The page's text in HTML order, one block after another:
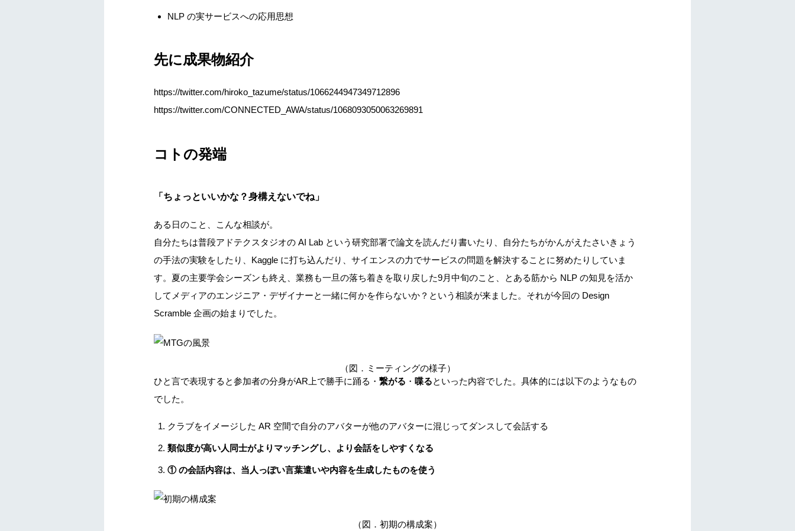
NLP の実サービスへの応用思想
先に成果物紹介
https://twitter.com/hiroko_tazume/status/1066244947349712896
https://twitter.com/CONNECTED_AWA/status/1068093050063269891
コトの発端
「ちょっといいかな？身構えないでね」
ある日のこと、こんな相談が。
自分たちは普段アドテクスタジオの AI Lab という研究部署で論文を読んだり書いたり、自分たちがかんがえたさいきょう
の手法の実験をしたり、Kaggle に打ち込んだり、サイエンスの力でサービスの問題を解決することに努めたりしていま
す。夏の主要学会シーズンも終え、業務も一旦の落ち着きを取り戻した9月中旬のこと、とある筋から NLP の知見を活か
してメディアのエンジニア・デザイナーと一緒に何かを作らないか？という相談が来ました。それが今回の Design
Scramble 企画の始まりでした。
（図．ミーティングの様子）
ひと言で表現すると参加者の分身がAR上で勝手に踊る・ 繋がる ・ 喋るといった内容でした。具体的には以下のようなもの
でした。
クラブをイメージした AR 空間で自分のアバターが他のアバターに混じってダンスして会話する
類似度が高い人同士がよりマッチングし、より会話をしやすくなる
① の会話内容は、当人っぽい言葉遣いや内容を生成したものを使う
（図．初期の構成案）